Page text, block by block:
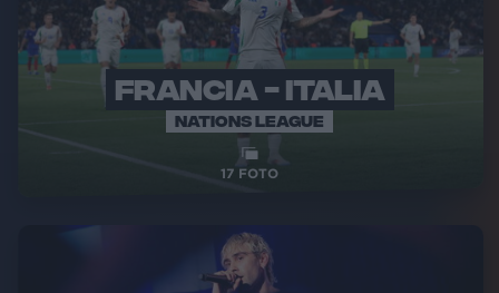
FRANCIA - ITALIA
NATIONS LEAGUE
17 FOTO